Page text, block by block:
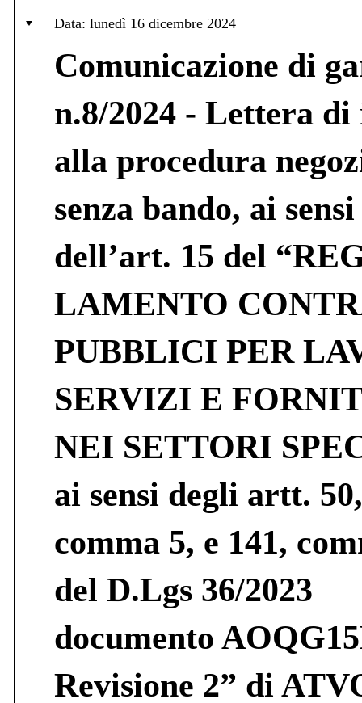
Data: lunedì 16 dicembre 2024
Comunicazione di
n.8/2024 - Lettera
alla procedura
senza bando, ai sensi
dell’art. 15 del
LAMENTO
PUBBLICI PER
SERVIZI E
NEI SETTORI
ai sensi degli artt. 50,
comma 5, e 141,
del D.Lgs 36/2023
documento
Revisione 2” di